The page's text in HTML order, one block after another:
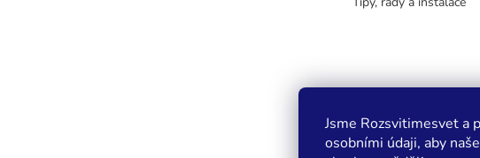
Jsme Rozsvitimesvet a
osobními údaji, aby